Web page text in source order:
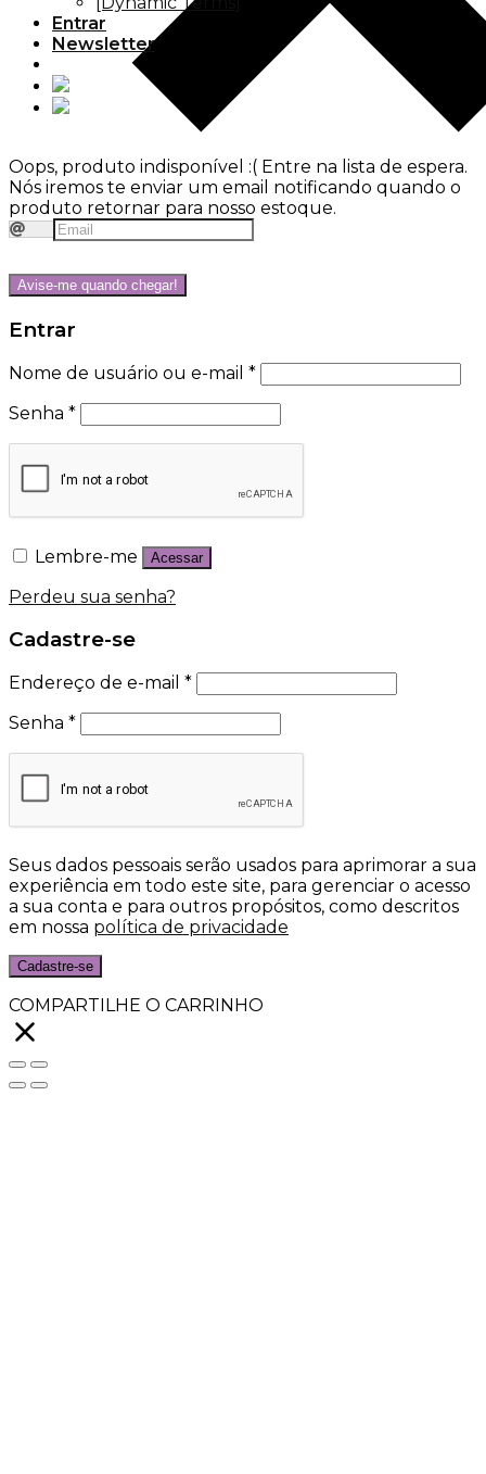
Entrar
Newsletter
Oops, produto indisponível :( Entre na lista de espera.
Nós iremos te enviar um email notificando quando o
produto retornar para nosso estoque.
Avise-me quando chegar!
Entrar
Nome de usuário ou e-mail *
Senha *
Lembre-me Acessar
Perdeu sua senha?
Cadastre-se
Endereço de e-mail *
Senha *
Seus dados pessoais serão usados para aprimorar a sua
experiência em todo este site, para gerenciar o acesso
a sua conta e para outros propósitos, como descritos
em nossa política de privacidade
Cadastre-se
COMPARTILHE O CARRINHO